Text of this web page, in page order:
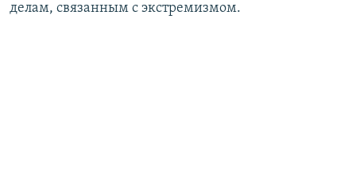
делам, связанным с экстремизмом.